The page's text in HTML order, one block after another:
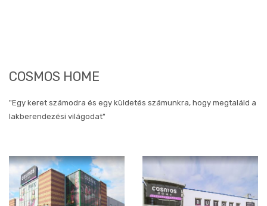
COSMOS HOME
"Egy keret számodra és egy küldetés számunkra, hogy megtaláld a
lakberendezési világodat"